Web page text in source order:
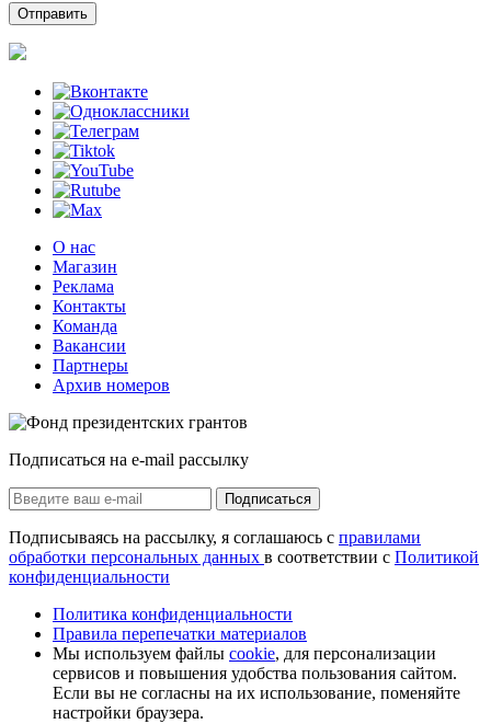
О нас
Магазин
Реклама
Контакты
Команда
Вакансии
Партнеры
Архив номеров
Подписаться на e-mail рассылку
Подписаться
Подписываясь на рассылку, я соглашаюсь с правилами
обработки персональных данных в соответствии с Политикой
конфиденциальности
Политика конфиденциальности
Правила перепечатки материалов
Мы используем файлы cookie, для персонализации
сервисов и повышения удобства пользования сайтом.
Если вы не согласны на их использование, поменяйте
настройки браузера.